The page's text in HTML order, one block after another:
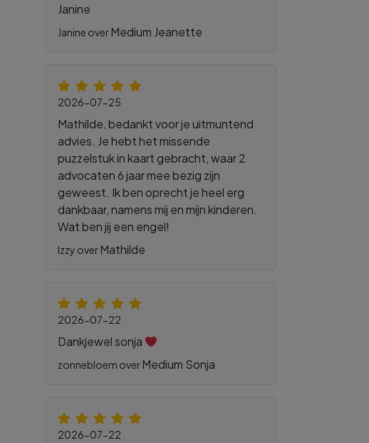
Janine
Janine overMedium Jeanette
2026-07-25
Mathilde, bedankt voor je uitmuntend
advies. Je hebt het missende
puzzelstuk in kaart gebracht, waar 2
advocaten 6 jaar mee bezig zijn
geweest. Ik ben oprecht je heel erg
dankbaar, namens mij en mijn kinderen.
Wat ben jij een engel!
Izzy overMathilde
2026-07-22
Dankjewel sonja
zonnebloem overMedium Sonja
2026-07-22